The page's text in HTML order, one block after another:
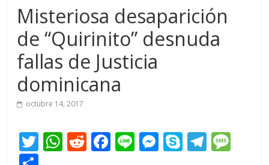
Misteriosa desaparición
de “Quirinito” desnuda
fallas de Justicia
dominicana
octubre 14, 2017
T W R F Li M S T